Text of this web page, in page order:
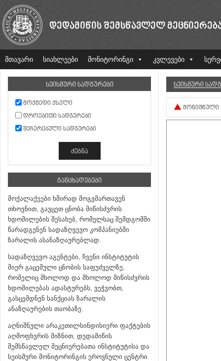
ᲓᲔᲓᲐᲛᲘᲬᲘᲡ ᲨᲔᲛᲡᲬᲐᲕᲚᲔᲚ
მთავარი სიახლეები მონიტორინგი კვლევები
ᲡᲔᲘᲡᲛᲣᲠᲘ ᲡᲐᲓᲒᲣᲠᲔᲑᲘ
ᲛᲝᲥᲛᲔᲓᲘ ᲥᲡᲔᲚᲘ
ᲓᲠᲝᲔᲑᲘᲗᲘ ᲡᲐᲓᲒᲣᲠᲔᲑᲘ
ᲨᲔᲩᲔᲠᲔᲑᲣᲚᲘ ᲡᲐᲓᲒᲣᲠᲔᲑᲘ
ᲒᲐᲜᲪᲮᲐᲓᲔᲑᲔᲑᲘ
მოქალაქეები ხშირად მოგვმართავენ
თხოვნით, გავცეთ ცნობა მიწისძვრის
ხდომილების შესახებ, რომელსაც შემდგომში
წარადგენენ სადაზღვევო კომპანიებში
ზარალის ასანაზღაურებლად.
სადაზღვევო აგენტები, ჩვენი ინსტიტუტის
მიერ გაცემული ცნობის საფუძველზე,
რომელიც მხოლოდ და მხოლოდ მიწისძვრის
ხდომილებას ადასტურებს, ვეჭვობთ,
გასცემდნენ სანქციას ზარალის
ანაზღაურების თაობაზე.
აღნიშნული არაკეთილსინდისიერი ფაქტების
აღმოფხვრის მიზნით, დედამიწის
შემსწავლელ მეცნიერებათა ინსტიტუტისა და
სეისმური მონიტორინგის ეროვნული ცენტრი
ᲡᲔᲘᲡᲛᲣᲠᲘ
ᲛᲝᲜᲘᲨᲜᲣᲚᲘ